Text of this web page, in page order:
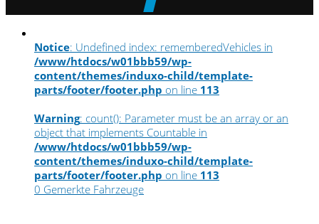
Notice: Undefined index: rememberedVehicles in
/www/htdocs/w01bbb59/wp-
content/themes/induxo-child/template-
parts/footer/footer.php on line 113
Warning: count(): Parameter must be an array or an
object that implements Countable in
/www/htdocs/w01bbb59/wp-
content/themes/induxo-child/template-
parts/footer/footer.php on line 113
0 Gemerkte Fahrzeuge